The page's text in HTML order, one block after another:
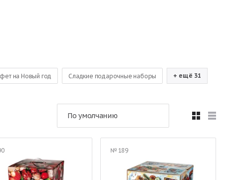
на Новый год Сладкие подарочные наборы + ещё 31
Подарки в текстильной упаковке
Оригинальные сладкие подарки ребенку
По умолчанию
№ 189